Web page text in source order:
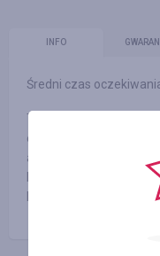
INFO
Średni czas
TOMTOP.com jest
elektroniki z Chin,
atrakcyjnej cenie.
kategoriach.
krajów świata. Ciesz